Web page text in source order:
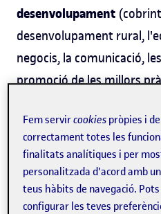
desenvolupament
desenvolupament rural,
negocis, la comunicació,
promoció de les millors
Fem servircookies pròpies i
correctament totes les
finalitats analítiques i per
personalitzada d'acord amb
teus hàbits de navegació.
configurar les teves